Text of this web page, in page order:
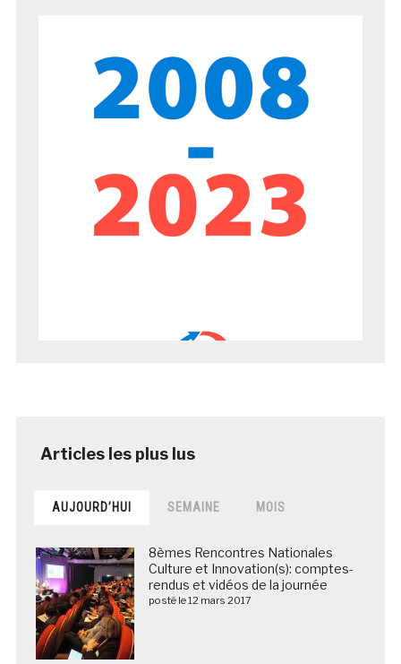
AUJOURD’HUI SEMAINE MOIS
8èmes Rencontres Nationales
Culture et Innovation(s): comptes-
rendus et vidéos de la journée
posté le 12 mars 2017